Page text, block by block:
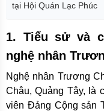
tại Hội Quán Lạc Phúc
1. Tiểu sử và
nghệ nhân
Nghệ nhân Trương
Châu, Quảng Tây, là
viên Đảng Cộng sản